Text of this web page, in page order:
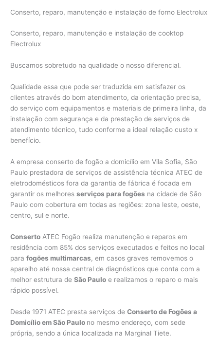
Conserto, reparo, manutenção e instalação de forno Electrolux
Conserto, reparo, manutenção e instalação de cooktop
Electrolux
Buscamos sobretudo na qualidade o nosso diferencial.
Qualidade essa que pode ser traduzida em satisfazer os
clientes através do bom atendimento, da orientação precisa,
do serviço com equipamentos e materiais de primeira linha, da
instalação com segurança e da prestação de serviços de
atendimento técnico, tudo conforme a ideal relação custo x
benefício.
A empresa conserto de fogão a domicílio em Vila Sofia, São
Paulo prestadora de serviços de assistência técnica ATEC de
eletrodomésticos fora da garantia de fábrica é focada em
garantir os melhoresserviços para fogões na cidade de São
Paulo com cobertura em todas as regiões: zona leste, oeste,
centro, sul e norte.
Conserto ATEC Fogão realiza manutenção e reparos em
residência com 85% dos serviços executados e feitos no local
parafogões multimarcas, em casos graves removemos o
aparelho até nossa central de diagnósticos que conta com a
melhor estrutura deSão Paulo e realizamos o reparo o mais
rápido possível.
Desde 1971 ATEC presta serviços deConserto de Fogões a
Domicílio em São Paulo no mesmo endereço, com sede
própria, sendo a única localizada na Marginal Tiete.